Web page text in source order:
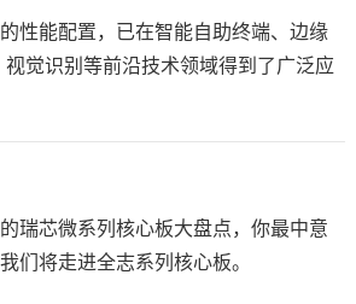
性能配置，已在智能自助终端、 边缘
视觉识别 等前沿技术领域得到了广泛应
瑞芯微系列核心板大盘点，你最中意
们将走进全志系列核心板。